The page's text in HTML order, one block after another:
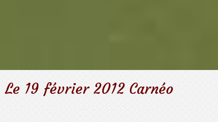
Le 19 février 2012 Carnéo